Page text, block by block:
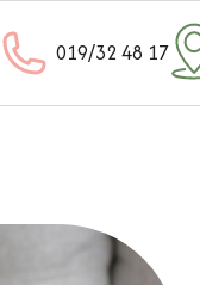
019/32 48 17